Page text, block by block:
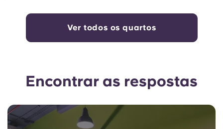
Ver todos os quartos
Encontrar as respostas